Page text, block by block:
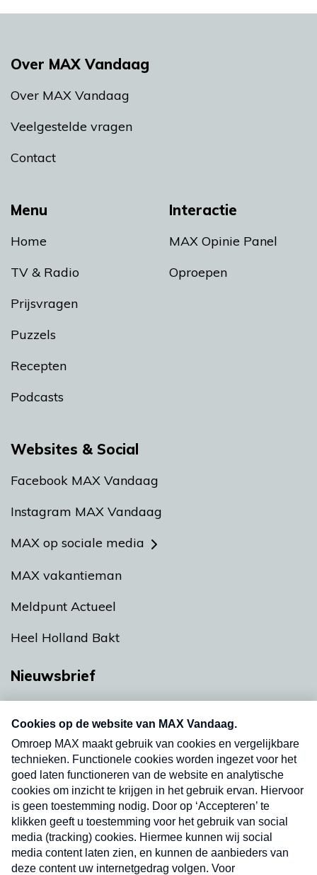
Menu
Home
TV & Radio
Prijsvragen
Puzzels
Recepten
Podcasts
Interactie
MAX Opinie Panel
Oproepen
Over MAX Vandaag
Over MAX Vandaag
Veelgestelde vragen
Contact
Websites & Social
Facebook MAX Vandaag
Instagram MAX Vandaag
MAX op sociale media
MAX vakantieman
Meldpunt Actueel
Heel Holland Bakt
Nieuwsbrief
nieuwsbrief. Elke vrijdag- en dinsdagochtend in
uw mailbox.
Verzend